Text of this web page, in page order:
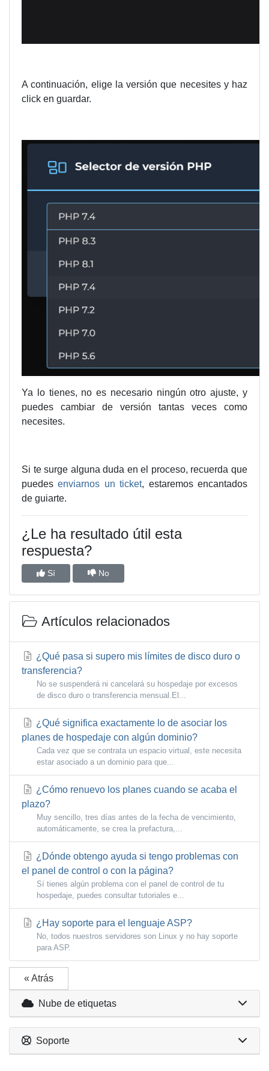
A continuación, elige la versión que necesites y haz
click en guardar.
Ya lo tienes, no es necesario ningún otro ajuste, y
puedes cambiar de versión tantas veces como
necesites.
Si te surge alguna duda en el proceso, recuerda que
puedesenviarnos un ticket, estaremos encantados
de guiarte.
¿Le ha resultado útil esta
respuesta?
Sí No
Artículos relacionados
¿Qué pasa si supero mis límites de disco duro o
transferencia?
No se suspenderá ni cancelará su hospedaje por excesos
de disco duro o transferencia mensual.El...
¿Qué significa exactamente lo de asociar los
planes de hospedaje con algún dominio?
Cada vez que se contrata un espacio virtual, este necesita
estar asociado a un dominio para que...
¿Cómo renuevo los planes cuando se acaba el
plazo?
Muy sencillo, tres días antes de la fecha de vencimiento,
automáticamente, se crea la prefactura,...
¿Dónde obtengo ayuda si tengo problemas con
el panel de control o con la página?
Sí tienes algún problema con el panel de control de tu
hospedaje, puedes consultar tutoriales e...
¿Hay soporte para el lenguaje ASP?
No, todos nuestros servidores son Linux y no hay soporte
para ASP.
« Atrás
Nube de etiquetas
Soporte